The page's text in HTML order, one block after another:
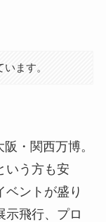
ます。
・関西万博。
いう方も安
ベントが盛り
示飛行、プロ